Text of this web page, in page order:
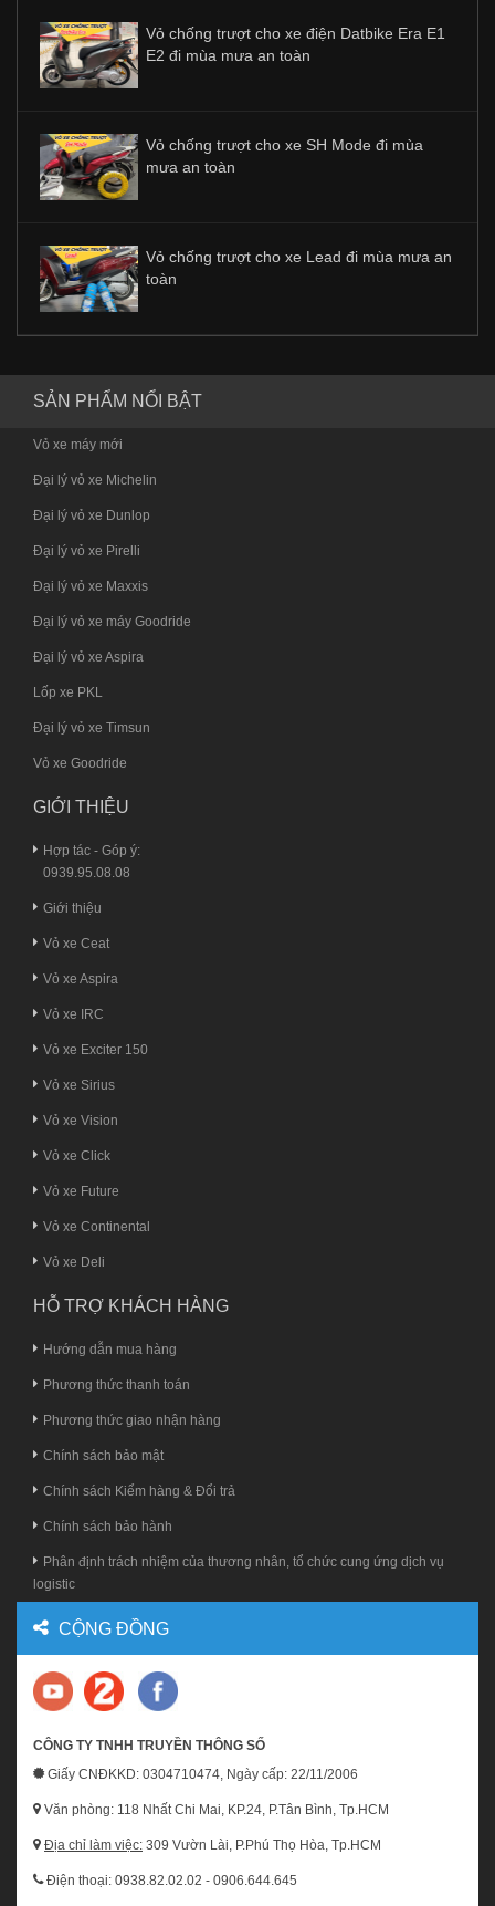
Vỏ chống trượt cho xe điện Datbike Era E1
E2 đi mùa mưa an toàn
Vỏ chống trượt cho xe SH Mode đi mùa
mưa an toàn
Vỏ chống trượt cho xe Lead đi mùa mưa an
toàn
SẢN PHẨM NỔI BẬT
Vỏ xe máy mới
Đại lý vỏ xe Michelin
Đại lý vỏ xe Dunlop
Đại lý vỏ xe Pirelli
Đại lý vỏ xe Maxxis
Đại lý vỏ xe máy Goodride
Đại lý vỏ xe Aspira
Lốp xe PKL
Đại lý vỏ xe Timsun
Vỏ xe Goodride
GIỚI THIỆU
Hợp tác - Góp ý:
0939.95.08.08
Giới thiệu
Vỏ xe Ceat
Vỏ xe Aspira
Vỏ xe IRC
Vỏ xe Exciter 150
Vỏ xe Sirius
Vỏ xe Vision
Vỏ xe Click
Vỏ xe Future
Vỏ xe Continental
Vỏ xe Deli
HỖ TRỢ KHÁCH HÀNG
Hướng dẫn mua hàng
Phương thức thanh toán
Phương thức giao nhận hàng
Chính sách bảo mật
Chính sách Kiểm hàng & Đổi trả
Chính sách bảo hành
Phân định trách nhiệm của thương nhân, tổ chức cung ứng dịch vụ
logistic
CỘNG ĐỒNG
CÔNG TY TNHH TRUYỀN THÔNG SỐ
Giấy CNĐKKD: 0304710474, Ngày cấp: 22/11/2006
Văn phòng: 118 Nhất Chi Mai, KP.24, P.Tân Bình, Tp.HCM
Địa chỉ làm việc: 309 Vườn Lài, P.Phú Thọ Hòa, Tp.HCM
Điện thoại: 0938.82.02.02 - 0906.644.645